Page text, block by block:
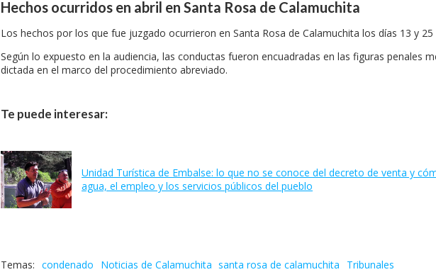
Hechos ocurridos en abril en Santa Rosa de Calamuchita
Los hechos por los que fue juzgado ocurrieron en Santa Rosa de Calamuchita los días 13 y 25
Según lo expuesto en la audiencia, las conductas fueron encuadradas en las figuras penales
dictada en el marco del procedimiento abreviado.
Te puede interesar:
Unidad Turística de Embalse: lo que no se conoce del decreto de venta y
agua, el empleo y los servicios públicos del pueblo
condenado Noticias de Calamuchita santa rosa de calamuchita Tribunales